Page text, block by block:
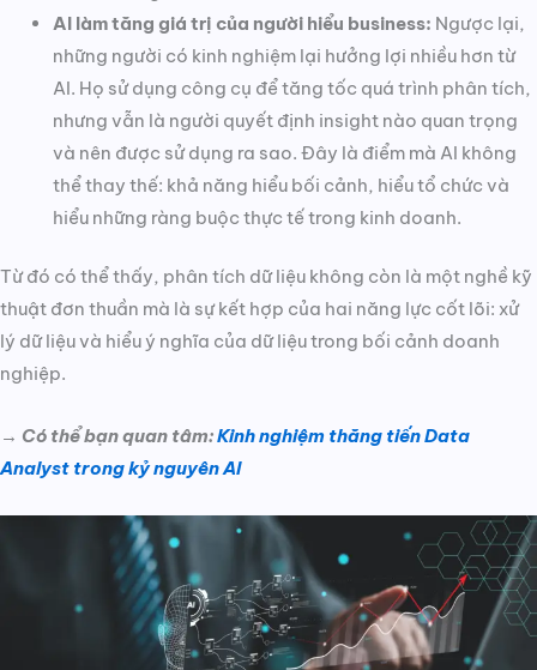
AI làm tăng giá trị của người hiểu business: Ngược lại,
những người có kinh nghiệm lại hưởng lợi nhiều hơn từ
AI. Họ sử dụng công cụ để tăng tốc quá trình phân tích,
nhưng vẫn là người quyết định insight nào quan trọng
và nên được sử dụng ra sao. Đây là điểm mà AI không
thể thay thế: khả năng hiểu bối cảnh, hiểu tổ chức và
hiểu những ràng buộc thực tế trong kinh doanh.
Từ đó có thể thấy, phân tích dữ liệu không còn là một nghề kỹ
thuật đơn thuần mà là sự kết hợp của hai năng lực cốt lõi: xử
lý dữ liệu và hiểu ý nghĩa của dữ liệu trong bối cảnh doanh
nghiệp.
→ Có thể bạn quan tâm:Kinh nghiệm thăng tiến Data
Analyst trong kỷ nguyên AI